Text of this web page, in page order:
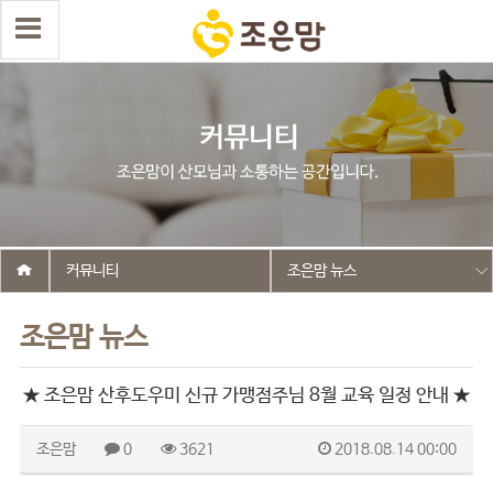
조은맘 뉴스
커뮤니티 조은맘 뉴스
★ 조은맘 산후도우미 신규 가맹점주님 8월 교육 일정 안내 ★
조은맘 0 3621 2018.08.14 00:00